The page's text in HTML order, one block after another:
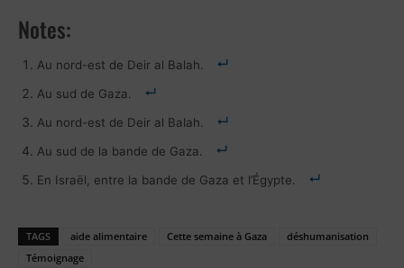
Notes:
Au nord-est de Deir al Balah.
Au sud de Gaza.
Au nord-est de Deir al Balah.
Au sud de la bande de Gaza.
En Israël, entre la bande de Gaza et l’Égypte.
TAGS aide alimentaire Cette semaine à Gaza
déshumanisation
Témoignage